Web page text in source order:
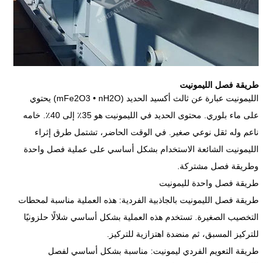
طريقة فصل الليمونيت
الليمونيت عبارة عن ثالث أكسيد الحديد (mFe2O3 • nH2O) يحتوي
على ماء بلوري. محتوى الحديد في الليمونيت هو 35٪ إلى 40٪. خامه
ناعم وله ثقل نوعي صغير. في الوقت الحاضر، تشتمل طرق إثراء
الليمونيت الشائعة الاستخدام بشكل أساسي على عملية فصل واحدة
وطريقة فصل مشتركة.
طريقة فصل واحدة لليمونيت
طريقة فصل الليمونيت بالجاذبية الفردية: هذه العملية مناسبة لمحطات
التخصيب الصغيرة. تستخدم هذه العملية بشكل أساسي شلالًا حلزونيًا
للتركيز المسبق، ثم منضدة اهتزازية للتركيز.
طريقة التعويم الفردي ليمونيت: مناسبة بشكل أساسي لفصل